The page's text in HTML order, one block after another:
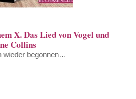
X. Das Lied von Vogel und
Collins
wieder begonnen…